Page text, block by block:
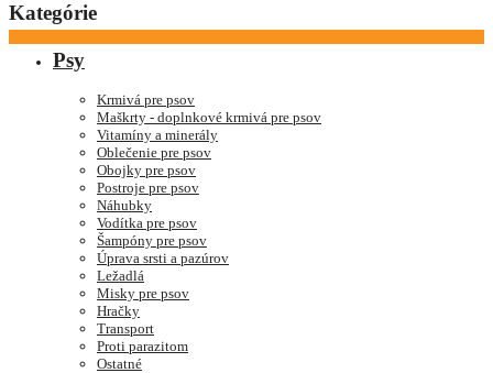
Kategórie
Psy
Krmivá pre psov
Maškrty - doplnkové krmivá pre psov
Vitamíny a minerály
Oblečenie pre psov
Obojky pre psov
Postroje pre psov
Náhubky
Vodítka pre psov
Šampóny pre psov
Úprava srsti a pazúrov
Ležadlá
Misky pre psov
Hračky
Transport
Proti parazitom
Ostatné